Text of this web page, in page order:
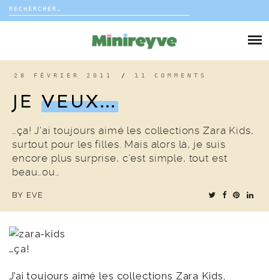
Rechercher :
VIE DE FAMILLE
DÉCO
VOYAGE
COUP DE COEUR
28 FÉVRIER 2011 / 11 COMMENTS
JE VEUX…
…ça! J’ai toujours aimé les collections Zara Kids,
surtout pour les filles. Mais alors là, je suis
encore plus surprise, c’est simple, tout est
beau…ou…
BY EVE
…ça!
J’ai toujours aimé les collections Zara Kids,